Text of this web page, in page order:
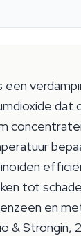
een
dat
tot
en
& Strongin,